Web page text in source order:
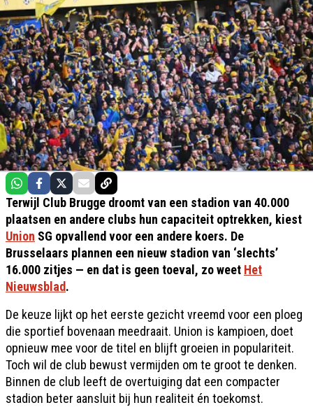
Terwijl Club Brugge droomt van een stadion van 40.000
plaatsen en andere clubs hun capaciteit optrekken, kiest
Union SG opvallend voor een andere koers. De
Brusselaars plannen een nieuw stadion van ‘slechts’
16.000 zitjes — en dat is geen toeval, zo weet Het
Nieuwsblad.
De keuze lijkt op het eerste gezicht vreemd voor een ploeg
die sportief bovenaan meedraait. Union is kampioen, doet
opnieuw mee voor de titel en blijft groeien in populariteit.
Toch wil de club bewust vermijden om te groot te denken.
Binnen de club leeft de overtuiging dat een compacter
stadion beter aansluit bij hun realiteit én toekomst.